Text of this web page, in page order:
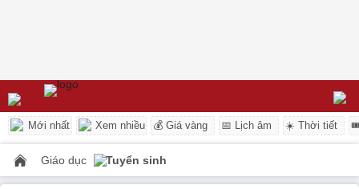
Mới nhất Xem nhiều 💰 Giá vàng 📅 Lịch âm ☀️ Thời tiết
Giáo dục Tuyển sinh